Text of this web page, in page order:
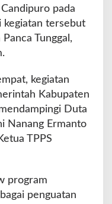
pada
kegiatan tersebut
Tunggal,
kegiatan
Kabupaten
Duta
Nanang Ermanto
TPPS
program
penguatan